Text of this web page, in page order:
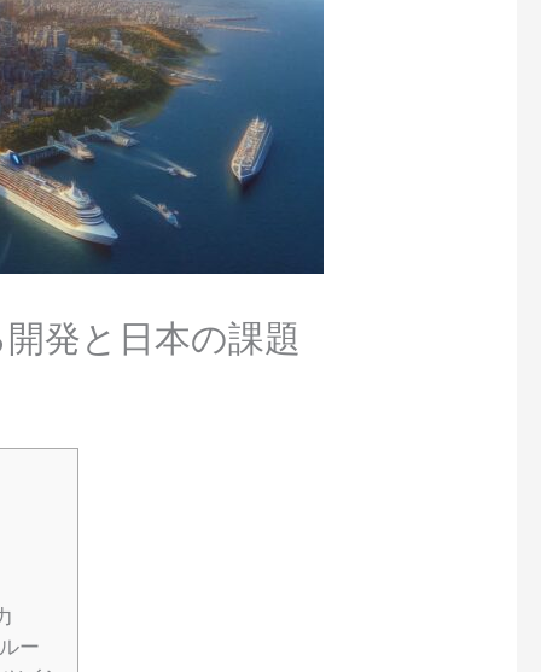
発と日本の課題
ー